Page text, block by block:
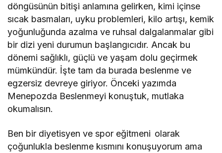
döngüsünün bitişi anlamına gelirken, kimi içinse
sıcak basmaları, uyku problemleri, kilo artışı, kemik
yoğunluğunda azalma ve ruhsal dalgalanmalar gibi
bir dizi yeni durumun başlangıcıdır. Ancak bu
dönemi sağlıklı, güçlü ve yaşam dolu geçirmek
mümkündür. İşte tam da burada beslenme ve
egzersiz devreye giriyor. Önceki yazımda
Menepozda Beslenmeyi konuştuk, mutlaka
okumalısın.
Ben bir diyetisyen ve spor eğitmeni olarak
çoğunlukla beslenme kısmını konuşuyorum ama